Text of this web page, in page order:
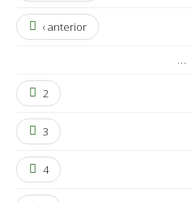
‹ anterior
…
2
3
4